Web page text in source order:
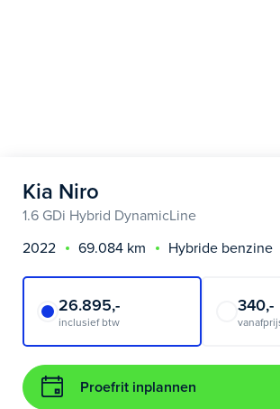
Kia Niro
1.6 GDi Hybrid DynamicLine
2022
69.084 km Hybride benzine
26.895,-
inclusief btw
340,-
Proefrit inplannen